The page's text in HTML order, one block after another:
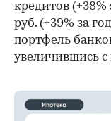
кредитов
руб. (+39% за
портфель
увеличившись с